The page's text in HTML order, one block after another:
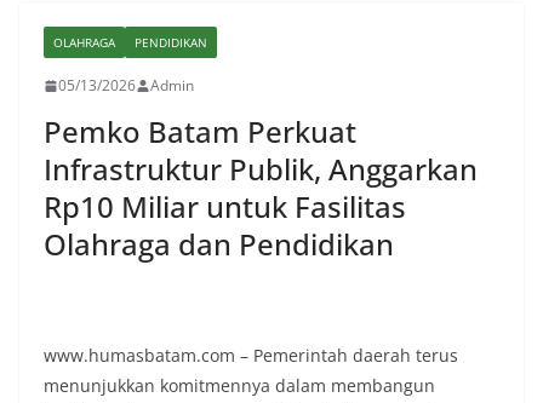
OLAHRAGA PENDIDIKAN
05/13/2026 Admin
Pemko Batam Perkuat
Infrastruktur Publik, Anggarkan
Rp10 Miliar untuk Fasilitas
Olahraga dan Pendidikan
www.humasbatam.com – Pemerintah daerah terus
menunjukkan komitmennya dalam membangun